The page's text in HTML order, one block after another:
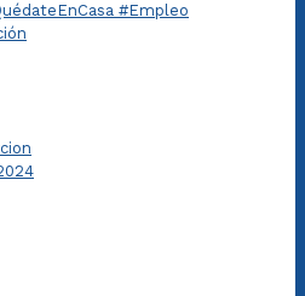
#Empleo